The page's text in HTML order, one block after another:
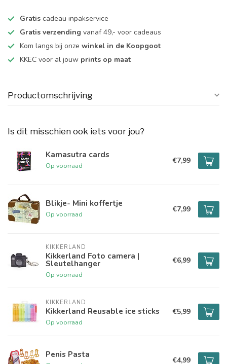
Gratis cadeau inpakservice
Gratis verzending vanaf 49,- voor cadeaus
Kom langs bij onze winkel in de Koopgoot
KKEC voor al jouw prints op maat
Productomschrijving
Is dit misschien ook iets voor jou?
Kamasutra cards
Op voorraad
€7,99
Blikje- Mini koffertje
Op voorraad
€7,99
KIKKERLAND
Kikkerland Foto camera |
Sleutelhanger
Op voorraad
€6,99
KIKKERLAND
Kikkerland Reusable ice sticks
Op voorraad
€5,99
Penis Pasta
€4,99